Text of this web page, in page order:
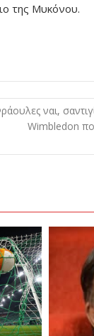
της Μυκόνου.
ναι,
Wimbledon